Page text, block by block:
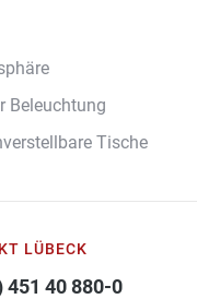
Beleuchtung
Tische
LÜBECK
451 40 880-0